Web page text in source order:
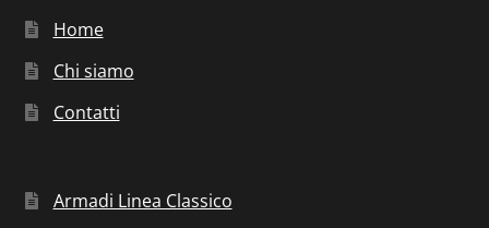
Home
Chi siamo
Contatti
Armadi Linea Classico